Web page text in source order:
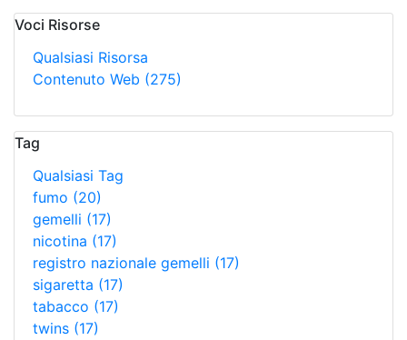
Voci Risorse
Qualsiasi Risorsa
Contenuto Web (275)
Tag
Qualsiasi Tag
fumo (20)
gemelli (17)
nicotina (17)
registro nazionale gemelli (17)
sigaretta (17)
tabacco (17)
twins (17)